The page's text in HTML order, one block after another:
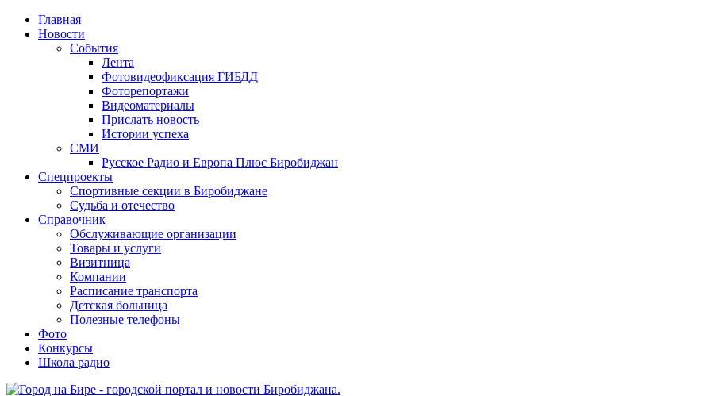
Главная
Новости
События
Лента
Фотовидеофиксация ГИБДД
Фоторепортажи
Видеоматериалы
Прислать новость
Истории успеха
СМИ
Русское Радио и Европа Плюс Биробиджан
Спецпроекты
Спортивные секции в Биробиджане
Судьба и отечество
Справочник
Обслуживающие организации
Товары и услуги
Визитница
Компании
Расписание транспорта
Детская больница
Полезные телефоны
Фото
Конкурсы
Школа радио